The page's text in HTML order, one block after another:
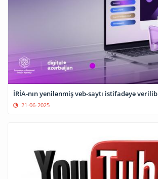
İRİA-nın yenilənmiş veb-saytı istifadəyə verilib
21-06-2025